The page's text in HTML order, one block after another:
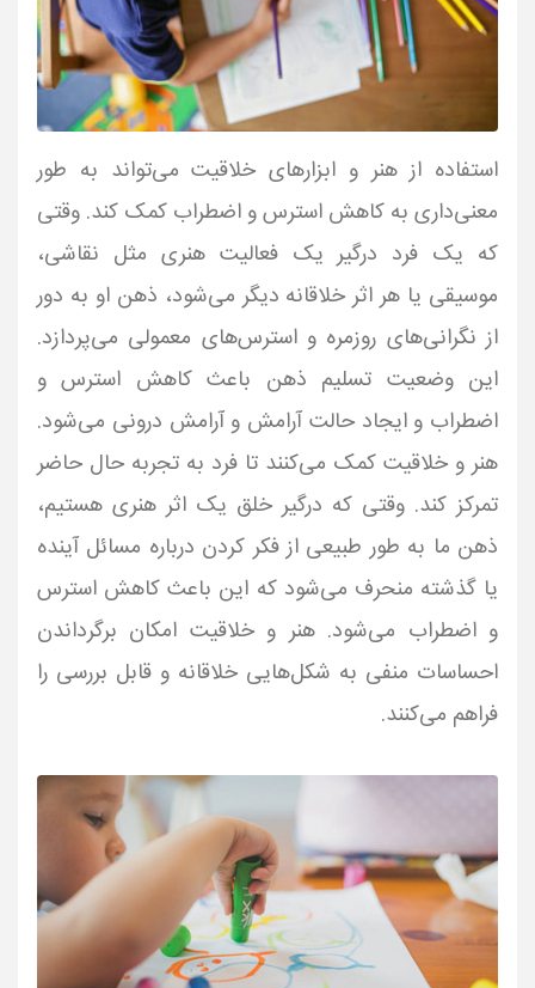
استفاده از هنر و ابزارهای خلاقیت می‌تواند به طور
معنی‌داری به کاهش استرس و اضطراب کمک کند. وقتی
که یک فرد درگیر یک فعالیت هنری مثل نقاشی،
موسیقی یا هر اثر خلاقانه دیگر می‌شود، ذهن او به دور
از نگرانی‌های روزمره و استرس‌های معمولی می‌پردازد.
این وضعیت تسلیم ذهن باعث کاهش استرس و
اضطراب و ایجاد حالت آرامش و آرامش درونی می‌شود.
هنر و خلاقیت کمک می‌کنند تا فرد به تجربه حال حاضر
تمرکز کند. وقتی که درگیر خلق یک اثر هنری هستیم،
ذهن ما به طور طبیعی از فکر کردن درباره مسائل آینده
یا گذشته منحرف می‌شود که این باعث کاهش استرس
و اضطراب می‌شود. هنر و خلاقیت امکان برگرداندن
احساسات منفی به شکل‌هایی خلاقانه و قابل بررسی را
فراهم می‌کنند.